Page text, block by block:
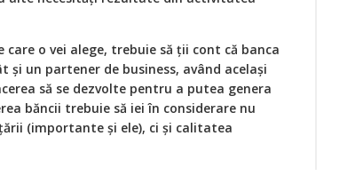
o vei alege, trebuie să ții cont că banca
un partener de business, având același
să se dezvolte pentru a putea genera
băncii trebuie să iei în considerare nu
(importante și ele), ci și calitatea